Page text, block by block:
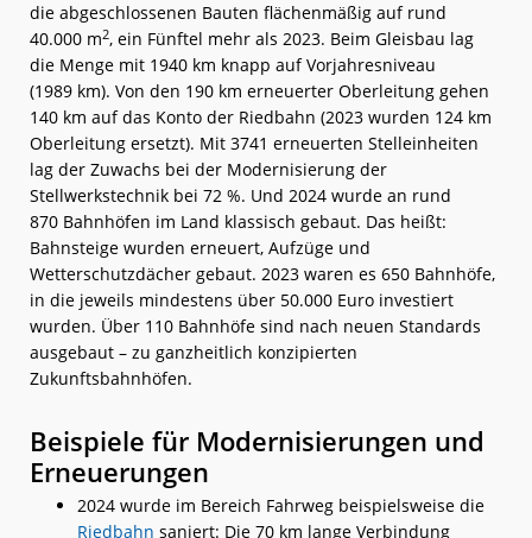
die abgeschlossenen Bauten flächenmäßig auf rund
40.000 m2, ein Fünftel mehr als 2023. Beim Gleisbau lag
die Menge mit 1940 km knapp auf Vorjahresniveau
(1989 km). Von den 190 km erneuerter Oberleitung gehen
140 km auf das Konto der Riedbahn (2023 wurden 124 km
Oberleitung ersetzt). Mit 3741 erneuerten Stelleinheiten
lag der Zuwachs bei der Modernisierung der
Stellwerkstechnik bei 72 %. Und 2024 wurde an rund
870 Bahnhöfen im Land klassisch gebaut. Das heißt:
Bahnsteige wurden erneuert, Aufzüge und
Wetterschutzdächer gebaut. 2023 waren es 650 Bahnhöfe,
in die jeweils mindestens über 50.000 Euro investiert
wurden. Über 110 Bahnhöfe sind nach neuen Standards
ausgebaut – zu ganzheitlich konzipierten
Zukunftsbahnhöfen.
Beispiele für Modernisierungen und
Erneuerungen
2024 wurde im Bereich Fahrweg beispielsweise die
Riedbahn saniert: Die 70 km lange Verbindung